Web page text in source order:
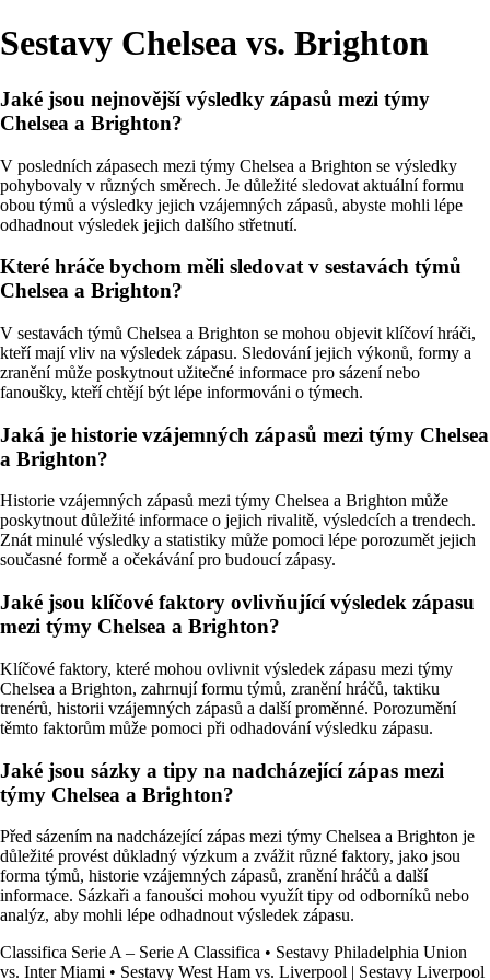
Sestavy Chelsea vs. Brighton
Jaké jsou nejnovější výsledky zápasů mezi týmy
Chelsea a Brighton?
V posledních zápasech mezi týmy Chelsea a Brighton se výsledky
pohybovaly v různých směrech. Je důležité sledovat aktuální formu
obou týmů a výsledky jejich vzájemných zápasů, abyste mohli lépe
odhadnout výsledek jejich dalšího střetnutí.
Které hráče bychom měli sledovat v sestavách týmů
Chelsea a Brighton?
V sestavách týmů Chelsea a Brighton se mohou objevit klíčoví hráči,
kteří mají vliv na výsledek zápasu. Sledování jejich výkonů, formy a
zranění může poskytnout užitečné informace pro sázení nebo
fanoušky, kteří chtějí být lépe informováni o týmech.
Jaká je historie vzájemných zápasů mezi týmy Chelsea
a Brighton?
Historie vzájemných zápasů mezi týmy Chelsea a Brighton může
poskytnout důležité informace o jejich rivalitě, výsledcích a trendech.
Znát minulé výsledky a statistiky může pomoci lépe porozumět jejich
současné formě a očekávání pro budoucí zápasy.
Jaké jsou klíčové faktory ovlivňující výsledek zápasu
mezi týmy Chelsea a Brighton?
Klíčové faktory, které mohou ovlivnit výsledek zápasu mezi týmy
Chelsea a Brighton, zahrnují formu týmů, zranění hráčů, taktiku
trenérů, historii vzájemných zápasů a další proměnné. Porozumění
těmto faktorům může pomoci při odhadování výsledku zápasu.
Jaké jsou sázky a tipy na nadcházející zápas mezi
týmy Chelsea a Brighton?
Před sázením na nadcházející zápas mezi týmy Chelsea a Brighton je
důležité provést důkladný výzkum a zvážit různé faktory, jako jsou
forma týmů, historie vzájemných zápasů, zranění hráčů a další
informace. Sázkaři a fanoušci mohou využít tipy od odborníků nebo
analýz, aby mohli lépe odhadnout výsledek zápasu.
Classifica Serie A – Serie A Classifica • Sestavy Philadelphia Union
vs. Inter Miami • Sestavy West Ham vs. Liverpool | Sestavy Liverpool